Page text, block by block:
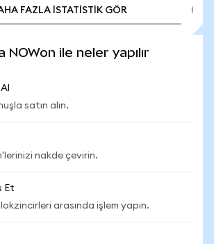
FAZLA İSTATİSTİK GÖR
ile neler yapılır
satın alın.
nakde çevirin.
Et
arasında işlem yapın.